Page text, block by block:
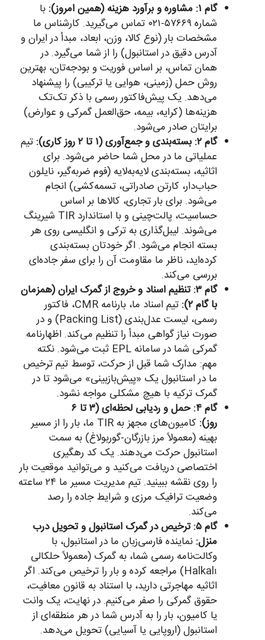
گام ۱: مشاوره و برآورد هزینه (همین امروز):
با
شماره ۵۷۶۶۹-۰۲۱ تماس می‌گیرید. کارشناس ما
مشخصات بار (نوع کالا، وزن، ابعاد، مبدأ در ایران و
آدرس دقیق در استانبول) را از شما می‌گیرد. در
همان تماس، بر اساس فوریت و بودجه‌تان، بهترین
روش حمل (زمینی، هوایی یا ترکیبی) را پیشنهاد
می‌دهد. یک پیش‌فاکتور رسمی با ذکر تک‌تک
هزینه‌ها (کرایه، بیمه، حق‌العمل گمرکی و عوارض)
برایتان صادر می‌شود.
گام ۲: بسته‌بندی و جمع‌آوری (۱ تا ۲ روز کاری):
تیم
عملیاتی ما در محل شما حاضر می‌شود. برای
اثاثیه، بسته‌بندی لایه‌به‌لایه (فوم ضربه‌گیر، نایلون
حباب‌دار، کارتن صادراتی، تسمه‌کشی) انجام
می‌شود. برای بار تجاری، کالاها بر اساس
حساسیت، پالت‌چینی و با استاندارد TIR شیرینگ
می‌شوند. لیبل‌گذاری به ترکی و انگلیسی روی هر
بسته انجام می‌شود. اگر خودتان بسته‌بندی
کرده‌اید، ناظر ما مقاومت آن را برای سفر جاده‌ای
بررسی می‌کند.
گام ۳: تنظیم اسناد و خروج از گمرک ایران (همزمان
با گام ۲):
تیم اسناد ما، بارنامه CMR، فاکتور
رسمی، لیست عدل‌بندی (Packing List) و در
صورت نیاز گواهی مبدأ را تنظیم می‌کند. اظهارنامه
گمرکی شما در سامانه EPL ثبت می‌شود. نکته
مهم: مدارک شما قبل از حرکت، توسط تیم ترخیص
ما در استانبول یک «پیش‌بازبینی» می‌شود تا در
گمرک ترکیه با هیچ مشکلی مواجه نشود.
گام ۴: حمل و ردیابی لحظه‌ای (۳ تا ۶
روز):
کامیون‌های مجهز به TIR ما، بار را از مسیر
بهینه (معمولاً مرز بازرگان-گوربولاغ) به سمت
استانبول حرکت می‌دهند. یک کد رهگیری
اختصاصی دریافت می‌کنید و می‌توانید موقعیت بار
را روی نقشه ببینید. تیم مدیریت مسیر ما ۲۴ ساعته
وضعیت ترافیک مرزی و شرایط جاده را رصد
می‌کند.
گام ۵: ترخیص در گمرک استانبول و تحویل درب
منزل: نماینده فارسی‌زبان ما در استانبول، با
وکالت‌نامه رسمی شما، به گمرک (معمولاً حلکالی
Halkalı) مراجعه کرده و بار را ترخیص می‌کند. اگر
اثاثیه مهاجرتی دارید، با استناد به قانون معافیت،
حقوق گمرکی را صفر می‌کنیم. در نهایت، یک وانت
یا کامیون، بار را به آدرس شما در هر منطقه‌ای از
استانبول (اروپایی یا آسیایی) تحویل می‌دهد.